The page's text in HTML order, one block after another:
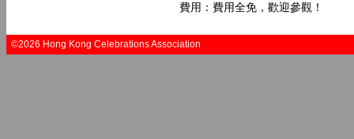
費用：費用全免，歡迎參觀！
©2026 Hong Kong Celebrations Association